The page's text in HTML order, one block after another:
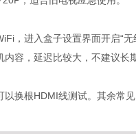
，进入盒子设置界面开启“无
容，延迟比较大，不建议长
以换根HDMI线测试。其余常